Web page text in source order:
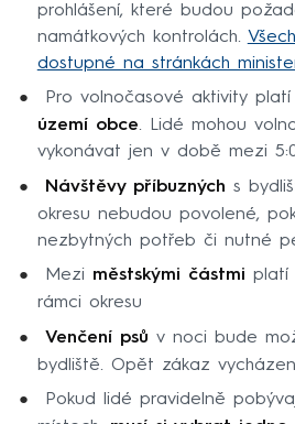
prohlášení, které budou
namátkových kontrolách.
dostupné na stránkách
Pro volnočasové aktivity
území obce. Lidé mohou
vykonávat jen v době mezi
Návštěvy příbuzných s
okresu nebudou povolené,
nezbytných potřeb či nutné
Mezi městskými částmi platí
rámci okresu
Venčení psů v noci bude
bydliště. Opět zákaz
Pokud lidé pravidelně